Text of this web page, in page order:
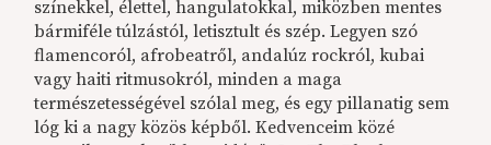
színekkel, élettel, hangulatokkal, miközben mentes
bármiféle túlzástól, letisztult és szép. Legyen szó
flamencoról, afrobeatről, andalúz rockról, kubai
vagy haiti ritmusokról, minden a maga
természetességével szólal meg, és egy pillanatig sem
lóg ki a nagy közös képből. Kedvenceim közé